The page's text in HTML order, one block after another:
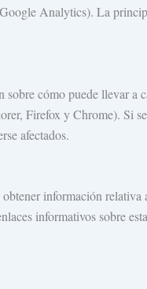
Analytics). La
cómo puede llevar a
Firefox y Chrome). Si
afectados.
información relativa
informativos sobre